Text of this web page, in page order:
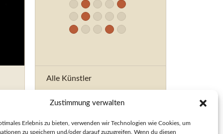
Zustimmung verwalten
Erlebnis zu bieten, verwenden wir Technologien wie Cookies, um
zu speichern und/oder darauf zuzugreifen. Wenn du diesen
Alle Künstler